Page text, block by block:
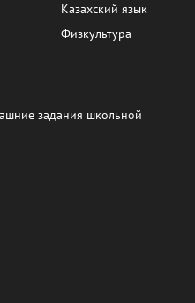
Казахский язык
Физкультура
задания школьной